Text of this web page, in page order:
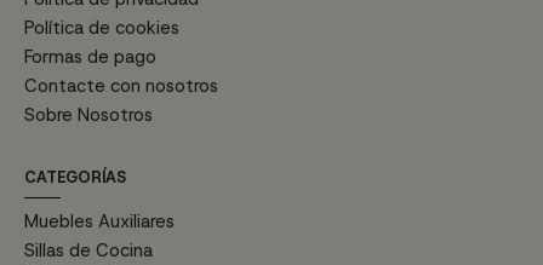
Política de cookies
Formas de pago
Contacte con nosotros
Sobre Nosotros
CATEGORÍAS
Muebles Auxiliares
Sillas de Cocina